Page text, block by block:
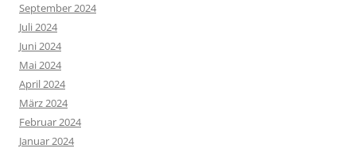
September 2024
Juli 2024
Juni 2024
Mai 2024
April 2024
März 2024
Februar 2024
Januar 2024